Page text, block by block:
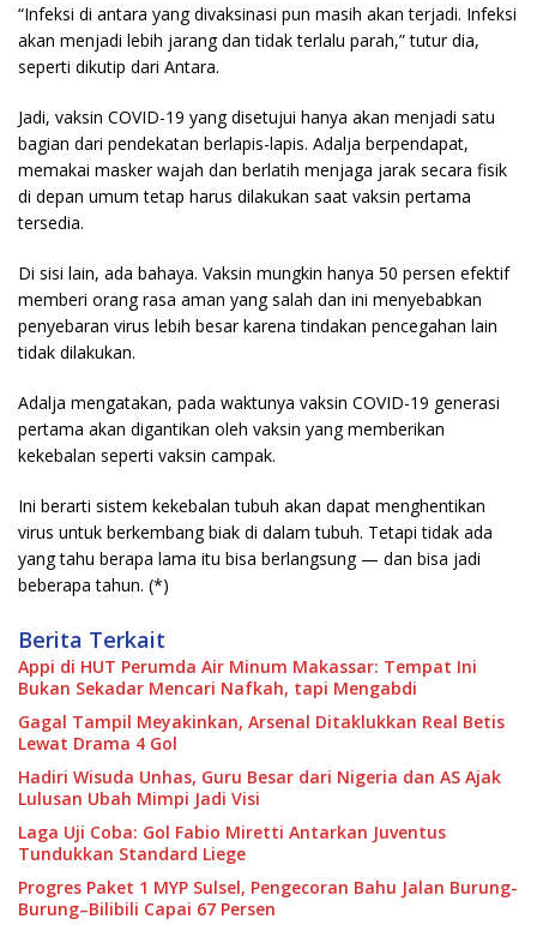
“Infeksi di antara yang divaksinasi pun masih akan terjadi. Infeksi
akan menjadi lebih jarang dan tidak terlalu parah,” tutur dia,
seperti dikutip dari Antara.
Jadi, vaksin COVID-19 yang disetujui hanya akan menjadi satu
bagian dari pendekatan berlapis-lapis. Adalja berpendapat,
memakai masker wajah dan berlatih menjaga jarak secara fisik
di depan umum tetap harus dilakukan saat vaksin pertama
tersedia.
Di sisi lain, ada bahaya. Vaksin mungkin hanya 50 persen efektif
memberi orang rasa aman yang salah dan ini menyebabkan
penyebaran virus lebih besar karena tindakan pencegahan lain
tidak dilakukan.
Adalja mengatakan, pada waktunya vaksin COVID-19 generasi
pertama akan digantikan oleh vaksin yang memberikan
kekebalan seperti vaksin campak.
Ini berarti sistem kekebalan tubuh akan dapat menghentikan
virus untuk berkembang biak di dalam tubuh. Tetapi tidak ada
yang tahu berapa lama itu bisa berlangsung — dan bisa jadi
beberapa tahun. (*)
Berita Terkait
Appi di HUT Perumda Air Minum Makassar: Tempat Ini
Bukan Sekadar Mencari Nafkah, tapi Mengabdi
Gagal Tampil Meyakinkan, Arsenal Ditaklukkan Real Betis
Lewat Drama 4 Gol
Hadiri Wisuda Unhas, Guru Besar dari Nigeria dan AS Ajak
Lulusan Ubah Mimpi Jadi Visi
Laga Uji Coba: Gol Fabio Miretti Antarkan Juventus
Tundukkan Standard Liege
Progres Paket 1 MYP Sulsel, Pengecoran Bahu Jalan Burung-
Burung–Bilibili Capai 67 Persen